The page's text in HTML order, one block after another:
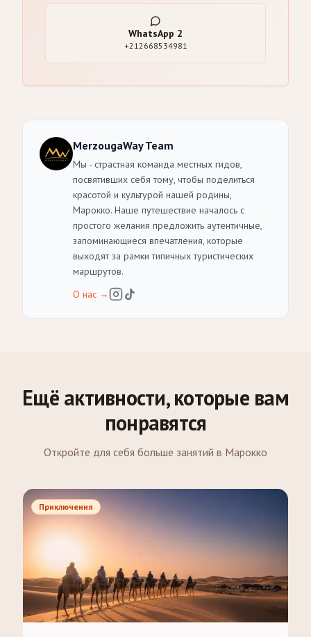
WhatsApp 2
+212668534981
MerzougaWay Team
Мы - страстная команда местных гидов,
посвятивших себя тому, чтобы поделиться
красотой и культурой нашей родины,
Марокко. Наше путешествие началось с
простого желания предложить аутентичные,
запоминающиеся впечатления, которые
выходят за рамки типичных туристических
маршрутов.
О нас →
Ещё активности, которые вам
понравятся
Откройте для себя больше занятий в Марокко
Приключения